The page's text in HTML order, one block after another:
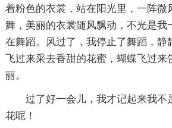
着粉色的衣裳，站在阳光里，一阵微
舞，美丽的衣裳随风飘动，不光是我
在舞蹈。风过了，我停止了舞蹈，静
飞过来采去香甜的花蜜，蝴蝶飞过来
丽。
过了好一会儿，我才记起来我不
花呢！